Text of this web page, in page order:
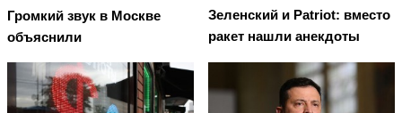
Громкий звук в Москве
объяснили
Зеленский и Patriot: вместо
ракет нашли анекдоты